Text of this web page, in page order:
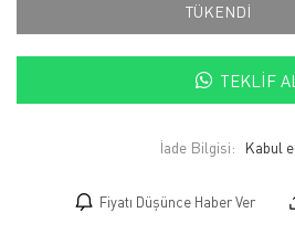
TÜKENDİ
TEKLIF AL
İade Bilgisi:
Fiyatı Düşünce Haber Ver